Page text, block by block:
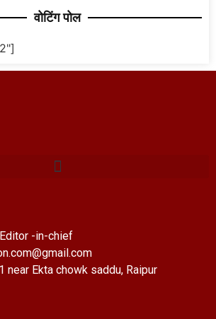
वोटिंग पोल
-in-chief
near Ekta chowk saddu, Raipur